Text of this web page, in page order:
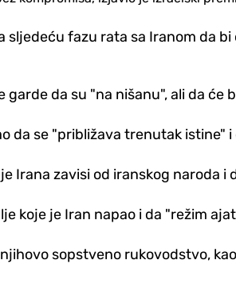
fazu rata sa Iranom da
da su "na nišanu", ali da
da se "približava trenutak istine"
Irana zavisi od iranskog naroda
koje je Iran napao i da "režim
sopstveno rukovodstvo,